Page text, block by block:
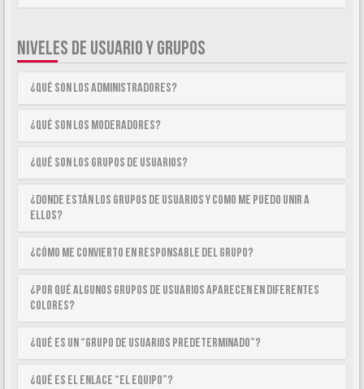
NIVELES DE USUARIO Y GRUPOS
¿Qué son los Administradores?
¿Qué son los Moderadores?
¿Qué son los Grupos de Usuarios?
¿Donde están los Grupos de Usuarios y como me puedo unir a
ellos?
¿Cómo me convierto en Responsable del Grupo?
¿Por qué algunos Grupos de Usuarios aparecen en diferentes
colores?
¿Qué es un “Grupo de Usuarios predeterminado”?
¿Qué es el enlace “El equipo”?